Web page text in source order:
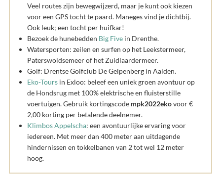
Veel routes zijn bewegwijzerd, maar je kunt ook kiezen
voor een GPS tocht te paard. Maneges vind je dichtbij.
Ook leuk; een tocht per huifkar!
Bezoek de hunebedden Big Five in Drenthe.
Watersporten: zeilen en surfen op het Leekstermeer,
Paterswoldsemeer of het Zuidlaardermeer.
Golf: Drentse Golfclub De Gelpenberg in Aalden.
Eko-Tours in Exloo: beleef een uniek groen avontuur op
de Hondsrug met 100% elektrische en fluisterstille
voertuigen. Gebruik kortingscode mpk2022ekovoor €
2,00 korting per betalende deelnemer.
Klimbos Appelscha: een avontuurlijke ervaring voor
iedereen. Met meer dan 400 meter aan uitdagende
hindernissen en tokkelbanen van 2 tot wel 12 meter
hoog.